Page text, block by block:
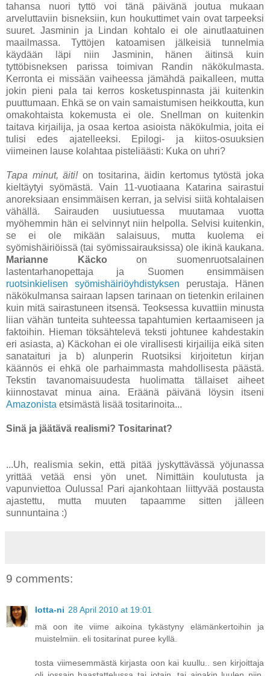
tahansa nuori tyttö voi tänä päivänä joutua mukaan
arveluttaviin bisneksiin, kun houkuttimet vain ovat tarpeeksi
suuret. Jasminin ja Lindan kohtalo ei ole ainutlaatuinen
maailmassa. Tyttöjen katoamisen jälkeisiä tunnelmia
käydään läpi niin Jasminin, hänen äitinsä kuin
tyttöbisneksen parissa toimivan Randin näkökulmasta.
Kerronta ei missään vaiheessa jämähdä paikalleen, mutta
jokin pieni pala tai kerros kosketuspinnasta jäi kuitenkin
puuttumaan. Ehkä se on vain samaistumisen heikkoutta, kun
omakohtaista kokemusta ei ole. Snellman on kuitenkin
taitava kirjailija, ja osaa kertoa asioista näkökulmia, joita ei
tulisi edes ajatelleeksi. Epilogi- ja kiitos-osuuksien
viimeinen lause kolahtaa pisteliäästi: Kuka on uhri?
Tapa minut, äiti!on tositarina, äidin kertomus tytöstä joka
kieltäytyi syömästä. Vain 11-vuotiaana Katarina sairastui
anoreksiaan ensimmäisen kerran, ja selvisi siitä kohtalaisen
vähällä. Sairauden uusiutuessa muutamaa vuotta
myöhemmin hän ei selvinnyt niin helpolla. Selvisi kuitenkin,
se ei ole mikään salaisuus, mutta kuolema ei
syömishäiriöissä (tai syömissairauksissa) ole ikinä kaukana.
Marianne Käckoon suomenruotsalainen
lastentarhanopettaja ja Suomen ensimmäisen
ruotsinkielisen syömishäiriöyhdistyksen perustaja. Hänen
näkökulmansa sairaan lapsen tarinaan on tietenkin erilainen
kuin mitä sairastuneen itsensä. Teoksessa kuvattiin minusta
liian vähän tunteita suhteessa tapahtumien kertaamiseen ja
faktoihin. Hieman töksähtelevä teksti johtunee kahdestakin
eri asiasta, a) Käckohan ei ole virallisesti kirjailija eikä siten
sanataituri ja b) alunperin Ruotsiksi kirjoitetun kirjan
käännös ei ehkä ole parhaimmasta mahdollisesta päästä.
Tekstin tavanomaisuudesta huolimatta tällaiset aiheet
kiinnostavat minua aina. Eräänä päivänä löysin itseni
Amazonista etsimästä lisää tositarinoita...
Sinä ja jäätävä realismi? Tositarinat?
...Uh, realismia sekin, että pitää jyskyttävässä yöjunassa
yrittää vetää ensi yön unet. Nimittäin koulutusta ja
vapunviettoa Oulussa! Pari ajankohtaan liittyvää postausta
ajastettu, mutta muuten tapaamme sitten jälleen
sunnuntaina :)
9 comments:
lotta-ni 28 April 2010 at 19:01
mä oon ite viime aikoina tykästyny elämänkertoihin ja
muistelmiin. eli tositarinat puree kyllä.
tosta viimesemmästä kirjasta oon kai kuullu.. sen kirjoittaja